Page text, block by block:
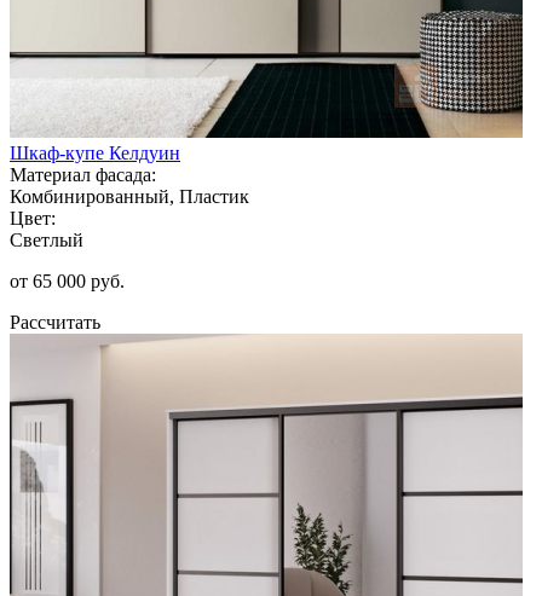
Шкаф-купе Келдуин
Материал фасада:
Комбинированный, Пластик
Цвет:
Светлый
от 65 000 руб.
Рассчитать